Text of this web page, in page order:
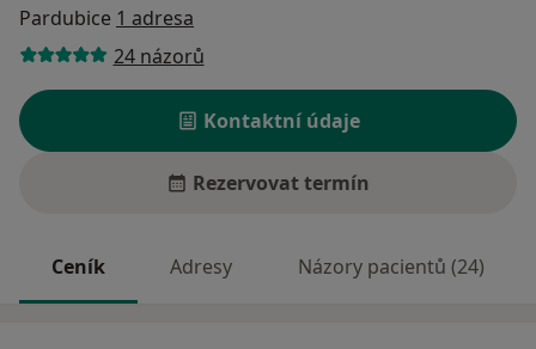
Pardubice 1 adresa
24 názorů
Kontaktní údaje
Rezervovat termín
Ceník Adresy Názory pacientů (24)